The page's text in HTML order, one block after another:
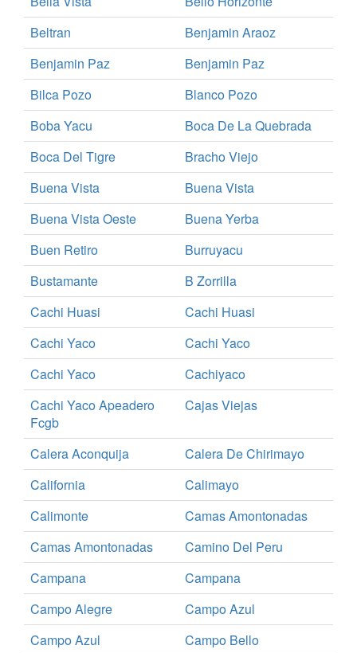
Beltran
Benjamin Araoz
Benjamin Paz
Benjamin Paz
Bilca Pozo
Blanco Pozo
Boba Yacu
Boca De La Quebrada
Boca Del Tigre
Bracho Viejo
Buena Vista
Buena Vista
Buena Vista Oeste
Buena Yerba
Buen Retiro
Burruyacu
Bustamante
B Zorrilla
Cachi Huasi
Cachi Huasi
Cachi Yaco
Cachi Yaco
Cachi Yaco
Cachiyaco
Cachi Yaco Apeadero
Fcgb
Cajas Viejas
Calera Aconquija
Calera De Chirimayo
California
Calimayo
Calimonte
Camas Amontonadas
Camas Amontonadas
Camino Del Peru
Campana
Campana
Campo Alegre
Campo Azul
Campo Azul
Campo Bello